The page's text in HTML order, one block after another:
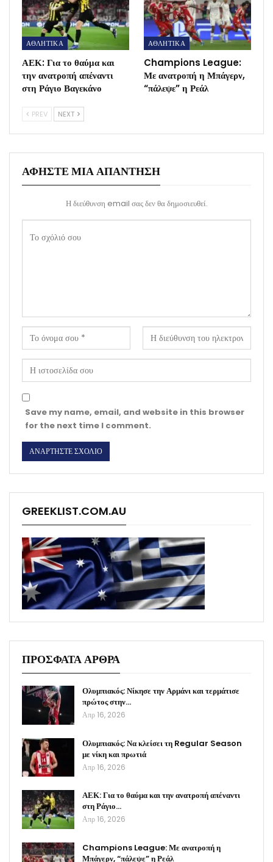
ΑΘΛΗΤΙΚΑ
ΑΕΚ: Για το θαύμα και
την ανατροπή απέναντι
στη Ράγιο Βαγεκάνο
ΑΘΛΗΤΙΚΑ
Champions League:
Με ανατροπή η Μπάγερν,
“πάλεψε” η Ρεάλ
PREV NEXT
ΑΦΉΣΤΕ ΜΙΑ ΑΠΆΝΤΗΣΗ
Η διεύθυνση email σας δεν θα δημοσιευθεί.
Save my name, email, and website in this browser
for the next time I comment.
GREEKLIST.COM.AU
ΠΡΟΣΦΑΤΑ ΑΡΘΡΑ
Ολυμπιακός: Νίκησε την Αρμάνι και τερμάτισε
πρώτος στην…
Απρ 16, 2026
Ολυμπιακός: Να κλείσει τη Regular Season
με νίκη και πρωτιά
Απρ 16, 2026
ΑΕΚ: Για το θαύμα και την ανατροπή απέναντι
στη Ράγιο…
Απρ 16, 2026
Champions League: Με ανατροπή η
Μπάγερν, “πάλεψε” η Ρεάλ